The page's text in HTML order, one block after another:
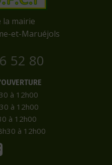
la mairie
et-Maruéjols
52 80
à 12h00
à 12h00
à 12h00
à 12h00